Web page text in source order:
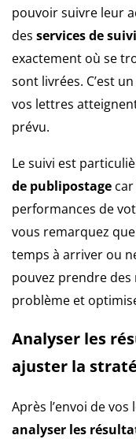
pouvoir suivre leur
des services de suivi
exactement où se
sont livrées. C’est
vos lettres
prévu.
Le suivi est
de publipostage
performances de
vous remarquez
temps à arriver ou
pouvez prendre
problème et
Analyser les
ajuster la
Après l’envoi de
analyser les